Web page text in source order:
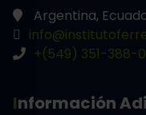
Argentina,
+(549) 351-388-
Información